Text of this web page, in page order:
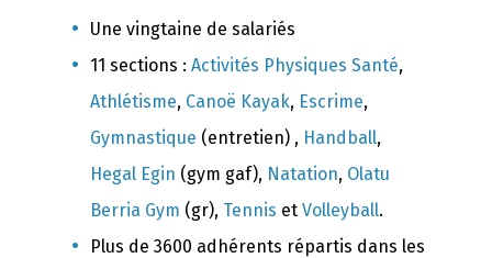
Une vingtaine de salariés
11 sections : Activités Physiques Santé,
Athlétisme, Canoë Kayak, Escrime,
Gymnastique (entretien) , Handball,
Hegal Egin (gym gaf), Natation, Olatu
Berria Gym (gr), Tennis et Volleyball.
Plus de 3600 adhérents répartis dans les